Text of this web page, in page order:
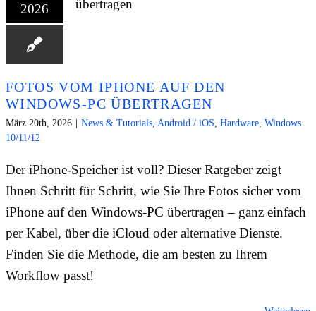
2026
FOTOS VOM IPHONE AUF DEN
WINDOWS-PC ÜBERTRAGEN
März 20th, 2026 | News & Tutorials Android / iOS Hardware Windows
10/11/12
Der iPhone-Speicher ist voll? Dieser Ratgeber zeigt
Ihnen Schritt für Schritt, wie Sie Ihre Fotos sicher vom
iPhone auf den Windows-PC übertragen – ganz einfach
per Kabel, über die iCloud oder alternative Dienste.
Finden Sie die Methode, die am besten zu Ihrem
Workflow passt!